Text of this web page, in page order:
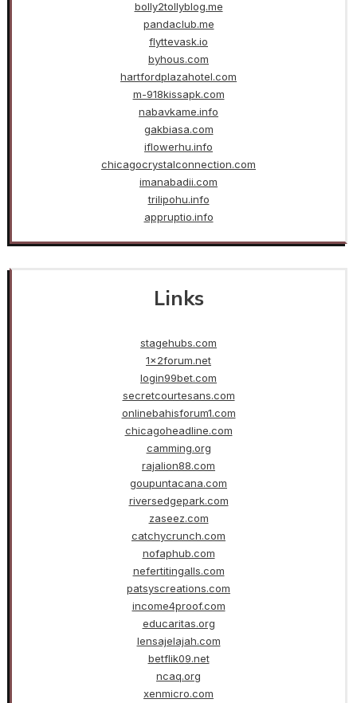
bolly2tollyblog.me
pandaclub.me
flyttevask.io
byhous.com
hartfordplazahotel.com
m-918kissapk.com
nabavkame.info
gakbiasa.com
iflowerhu.info
chicagocrystalconnection.com
imanabadii.com
trilipohu.info
appruptio.info
Links
stagehubs.com
1x2forum.net
login99bet.com
secretcourtesans.com
onlinebahisforum1.com
chicagoheadline.com
camming.org
rajalion88.com
goupuntacana.com
riversedgepark.com
zaseez.com
catchycrunch.com
nofaphub.com
nefertitingalls.com
patsyscreations.com
income4proof.com
educaritas.org
lensajelajah.com
betflik09.net
ncaq.org
xenmicro.com